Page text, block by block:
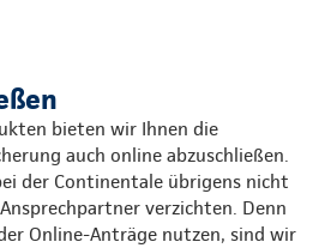
bieten wir Ihnen die
auch online abzuschließen.
der Continentale übrigens nicht
verzichten. Denn
Online-Anträge nutzen, sind wir